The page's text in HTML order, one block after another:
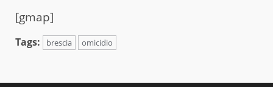
[gmap]
Tags: brescia omicidio